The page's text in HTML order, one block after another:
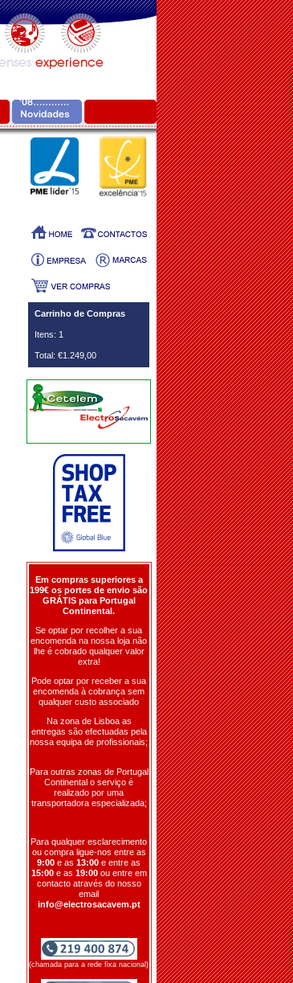
Carrinho de Compras
Itens: 1
Total: €1.249,00
Em compras superiores a
199€ os portes de envio são
GRÁTIS para Portugal
Continental.
Se optar por recolher a sua
encomenda na nossa loja não
lhe é cobrado qualquer valor
extra!
Pode optar por receber a sua
encomenda à cobrança sem
qualquer custo associado
Na zona de Lisboa as
entregas são efectuadas pela
nossa equipa de profissionais;
Para outras zonas de Portugal
Continental o serviço é
realizado por uma
transportadora especializada;
Para qualquer esclarecimento
ou compra ligue-nos entre as
9:00 e as 13:00 e entre as
15:00e as 19:00 ou entre em
contacto através do nosso
email
info@electrosacavem.pt
(chamada para a rede fixa nacional)